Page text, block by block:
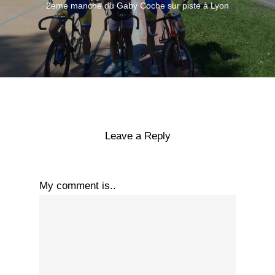
2eme manche du Gaby Coche sur piste à Lyon
Leave a Reply
My comment is..